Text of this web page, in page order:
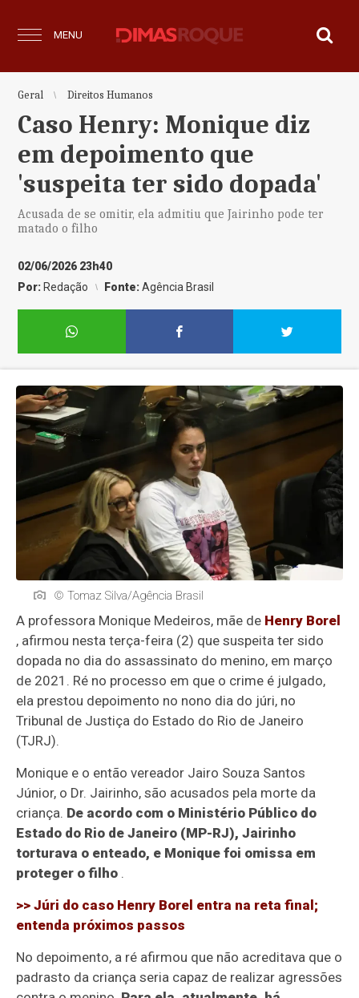
MENU
Geral Direitos Humanos
Caso Henry: Monique diz
em depoimento que
'suspeita ter sido dopada'
Acusada de se omitir, ela admitiu que Jairinho pode ter
matado o filho
02/06/2026 23h40
Por: Redação Fonte:Agência Brasil
© Tomaz Silva/Agência Brasil
A professora Monique Medeiros, mãe de Henry Borel
, afirmou nesta terça-feira (2) que suspeita ter sido
dopada no dia do assassinato do menino, em março
de 2021. Ré no processo em que o crime é julgado,
ela prestou depoimento no nono dia do júri, no
Tribunal de Justiça do Estado do Rio de Janeiro
(TJRJ).
Monique e o então vereador Jairo Souza Santos
Júnior, o Dr. Jairinho, são acusados pela morte da
criança. De acordo com o Ministério Público do
Estado do Rio de Janeiro (MP-RJ), Jairinho
torturava o enteado, e Monique foi omissa em
proteger o filho .
>> Júri do caso Henry Borel entra na reta final;
entenda próximos passos
No depoimento, a ré afirmou que não acreditava que o
padrasto da criança seria capaz de realizar agressões